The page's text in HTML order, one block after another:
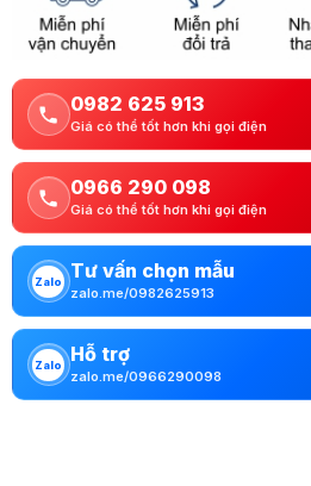
0982 625 913
Giá có thể tốt hơn khi gọi điện
0966 290 098
Giá có thể tốt hơn khi gọi điện
Zalo Tư vấn chọn mẫu
zalo.me/0982625913
Zalo Hỗ trợ
zalo.me/0966290098